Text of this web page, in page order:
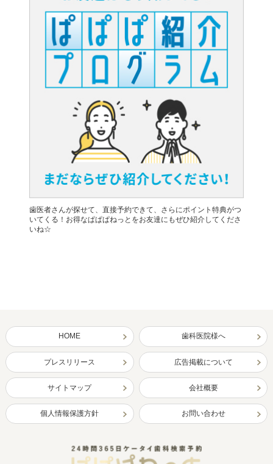
歯医者さんが探せて、直接予約できて、さらにポイント特典がつ
いてくる！お得なぱぱぱねっとをお友達にもぜひ紹介してくださ
いね☆
HOME 歯科医院様へ
プレスリリース 広告掲載について
サイトマップ 会社概要
個人情報保護方針 お問い合わせ